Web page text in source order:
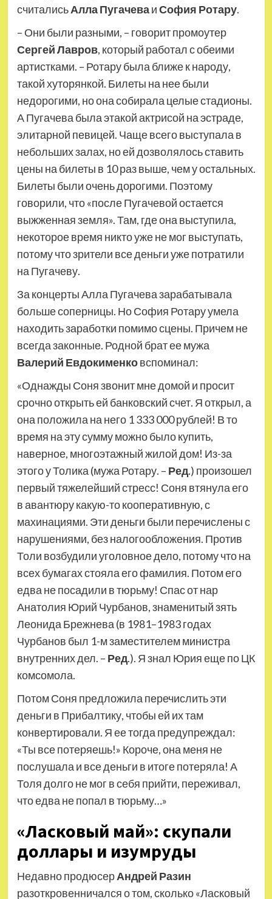
считалисьАлла ПугачеваиСофия Ротару.
– Они были разными, – говорит промоутер
Сергей Лавров, который работал с обеими
артистками. – Ротару была ближе к народу,
такой хуторянкой. Билеты на нее были
недорогими, но она собирала целые стадионы.
А Пугачева была этакой актрисой на эстраде,
элитарной певицей. Чаще всего выступала в
небольших залах, но ей дозволялось ставить
цены на билеты в 10 раз выше, чем у остальных.
Билеты были очень дорогими. Поэтому
говорили, что «после Пугачевой остается
выжженная земля». Там, где она выступила,
некоторое время никто уже не мог выступать,
потому что зрители все деньги уже потратили
на Пугачеву.
За концерты Алла Пугачева зарабатывала
больше соперницы. Но София Ротару умела
находить заработки помимо сцены. Причем не
всегда законные. Родной брат ее мужа
Валерий Евдокименковспоминал:
«Однажды Соня звонит мне домой и просит
срочно открыть ей банковский счет. Я открыл, а
она положила на него 1 333 000 рублей! В то
время на эту сумму можно было купить,
наверное, многоэтажный жилой дом! Из-за
этого у Толика (мужа Ротару. – Ред.) произошел
первый тяжелейший стресс! Соня втянула его
в авантюру какую-то кооперативную, с
махинациями. Эти деньги были перечислены с
нарушениями, без налогообложения. Против
Толи возбудили уголовное дело, потому что на
всех бумагах стояла его фамилия. Потом его
едва не посадили в тюрьму! Спас от нар
Анатолия Юрий Чурбанов, знаменитый зять
Леонида Брежнева (в 1981–1983 годах
Чурбанов был 1-м заместителем министра
внутренних дел. – Ред.). Я знал Юрия еще по ЦК
комсомола.
Потом Соня предложила перечислить эти
деньги в Прибалтику, чтобы ей их там
конвертировали. Я ее тогда предупреждал:
«Ты все потеряешь!» Короче, она меня не
послушала и все деньги в итоге потеряла! А
Толя долго не мог в себя прийти, переживал,
что едва не попал в тюрьму…»
«Ласковый май»: скупали
доллары и изумруды
Недавно продюсерАндрей Разин
разоткровенничался о том, сколько «Ласковый